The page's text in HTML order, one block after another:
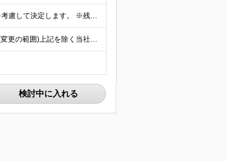
月給22万円～25万円＋賞与年2回＋各種手当 ※スキル・経験・能力を考慮して決定します。 ※残業代については面接時にご相談いたします ※試用期間3カ月あり（給与・待遇に変更はありません）
★「茅場町駅」から徒歩5分 東京都中央区日本橋茅場町2丁目1-13 ※(変更の範囲)上記を除く当社関連勤務地
検討中に入れる